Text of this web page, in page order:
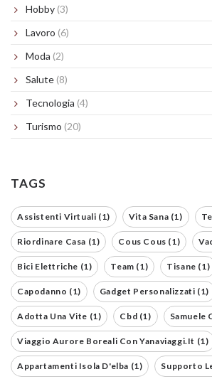
Hobby (3)
Lavoro (6)
Moda (2)
Salute (8)
Tecnologia (4)
Turismo (20)
TAGS
Assistenti Virtuali (1) Vita Sana (1)
Riordinare Casa (1) Cous Cous (1)
Bici Elettriche (1) Team (1) Tisane (1)
Capodanno (1) Gadget Personalizzati (1)
Adotta Una Vite (1) Cbd (1) Samuele
Viaggio Aurore Boreali Con Yanaviaggi.it (1)
Appartamenti Isola D'elba (1) Supporto